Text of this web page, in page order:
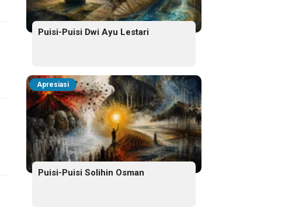
Puisi-Puisi Dwi Ayu Lestari
Apresiasi
Puisi-Puisi Solihin Osman